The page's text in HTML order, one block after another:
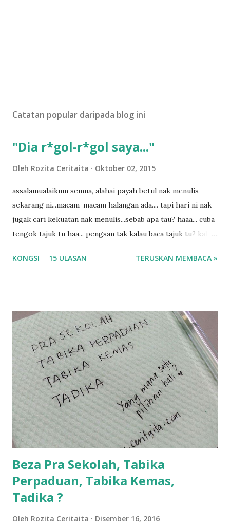
Catatan popular daripada blog ini
"Dia r*gol-r*gol saya..."
Oleh Rozita Ceritaita Oktober 02, 2015
assalamualaikum semua, alahai payah betul nak menulis
sekarang ni...macam-macam halangan ada.... tapi hari ni nak
jugak cari kekuatan nak menulis...sebab apa tau? haaa... cuba
tengok tajuk tu haa... pengsan tak kalau baca tajuk tu? kalau
tau? yang sebut tu anak aku....diulangi ANAK AKU ....adoiiii
balik keja aku ajak la shah singgah Giant beli barang
sikit...dalam perjalanan dari dalam kereta tu biasalah kan
kami memang akan pimpin anak-anak jalan sampai masuk
dalam... dan kebiasanya bagi anak 4 macam kami ni bahagi-
bahagi lah siapa nak pimpin siapa... dan biasanya aku akan
dukung adik hadi sambil pimpin kakak husna... yang abg
ngah dengan abg long terserah pada shah la pulak.. tapi
kalau ikut anak-anak semua nak ummi pimpin... ajer rebeh
ba...
KONGSI 15 ULASAN TERUSKAN MEMBACA »
Beza Pra Sekolah, Tabika
Perpaduan, Tabika Kemas,
Tadika ?
Oleh Rozita Ceritaita Disember 16, 2016